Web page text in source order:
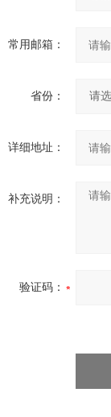
常用邮箱：
省份：
详细地址：
补充说明：
验证码：